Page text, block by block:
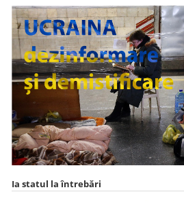
Ia statul la întrebări